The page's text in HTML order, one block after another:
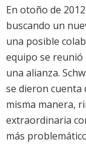
En otoño de
buscando un
una posible
equipo se reunió
una alianza.
se dieron cuenta
misma manera,
extraordinaria
más